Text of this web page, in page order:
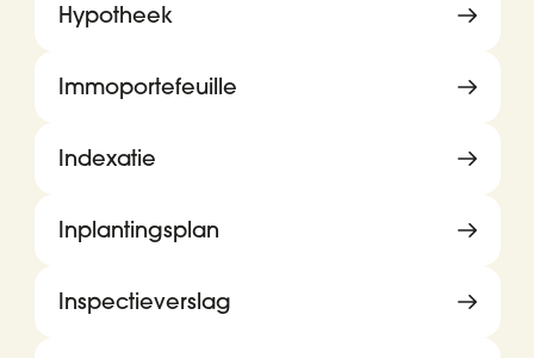
Hypotheek
Immoportefeuille
Indexatie
Inplantingsplan
Inspectieverslag